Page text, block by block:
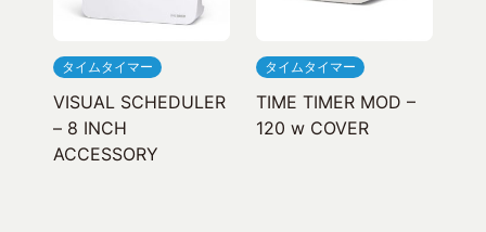
タイムタイマー
VISUAL SCHEDULER
– 8 INCH
ACCESSORY
タイムタイマー
TIME TIMER MOD –
120 w COVER